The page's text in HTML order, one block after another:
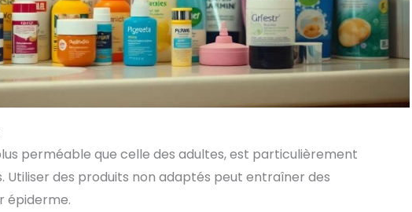
perméable que celle des adultes, est particulièrement
Utiliser des produits non adaptés peut entraîner des
épiderme.